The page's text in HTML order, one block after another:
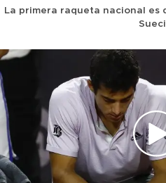
La primera raqueta nacional es